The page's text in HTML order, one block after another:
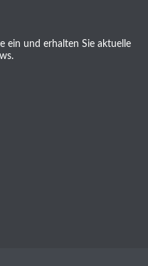
ein und erhalten Sie aktuelle